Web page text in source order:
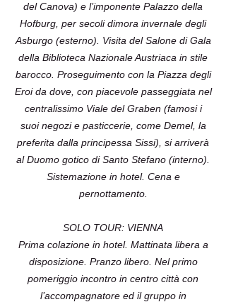
del Canova) e l’imponente Palazzo della
Hofburg, per secoli dimora invernale degli
Asburgo (esterno). Visita del Salone di Gala
della Biblioteca Nazionale Austriaca in stile
barocco. Proseguimento con la Piazza degli
Eroi da dove, con piacevole passeggiata nel
centralissimo Viale del Graben (famosi i
suoi negozi e pasticcerie, come Demel, la
preferita dalla principessa Sissi), si arriverà
al Duomo gotico di Santo Stefano (interno).
Sistemazione in hotel. Cena e
pernottamento.
SOLO TOUR: VIENNA
Prima colazione in hotel. Mattinata libera a
disposizione. Pranzo libero. Nel primo
pomeriggio incontro in centro città con
l’accompagnatore ed il gruppo in